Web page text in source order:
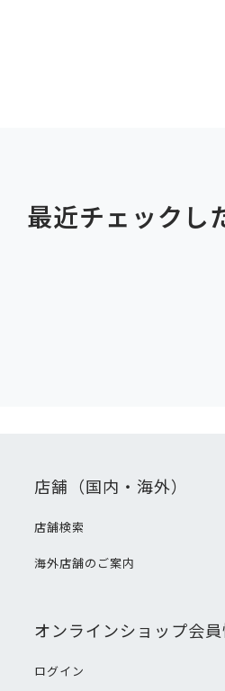
最近チェックし
店舗（国内・海外）
店舗検索
海外店舗のご案内
オンラインショップ会
ログイン